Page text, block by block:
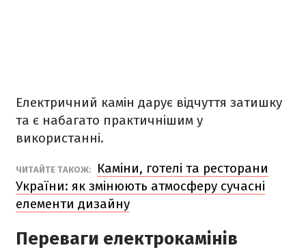
Електричний камін дарує відчуття затишку
та є набагато практичнішим у
використанні.
ЧИТАЙТЕ ТАКОЖ:
Каміни, готелі та ресторани
України: як змінюють атмосферу сучасні
елементи дизайну
Переваги електрокамінів